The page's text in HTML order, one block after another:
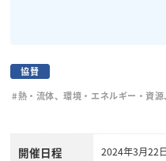
協賛
#熱・流体、環境・エネルギー・資
開催日程 2024年3月22